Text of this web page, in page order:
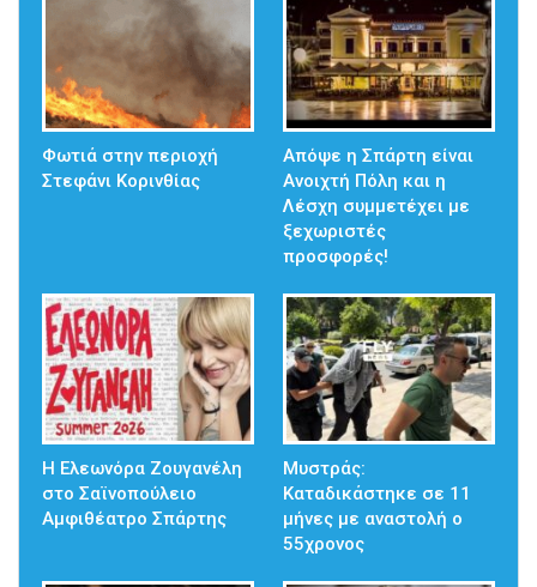
Φωτιά στην περιοχή
Στεφάνι Κορινθίας
Απόψε η Σπάρτη είναι
Ανοιχτή Πόλη και η
Λέσχη συμμετέχει με
ξεχωριστές
προσφορές!
Η Ελεωνόρα Ζουγανέλη
στο Σαϊνοπούλειο
Αμφιθέατρο Σπάρτης
Μυστράς:
Καταδικάστηκε σε 11
μήνες με αναστολή ο
55χρονος